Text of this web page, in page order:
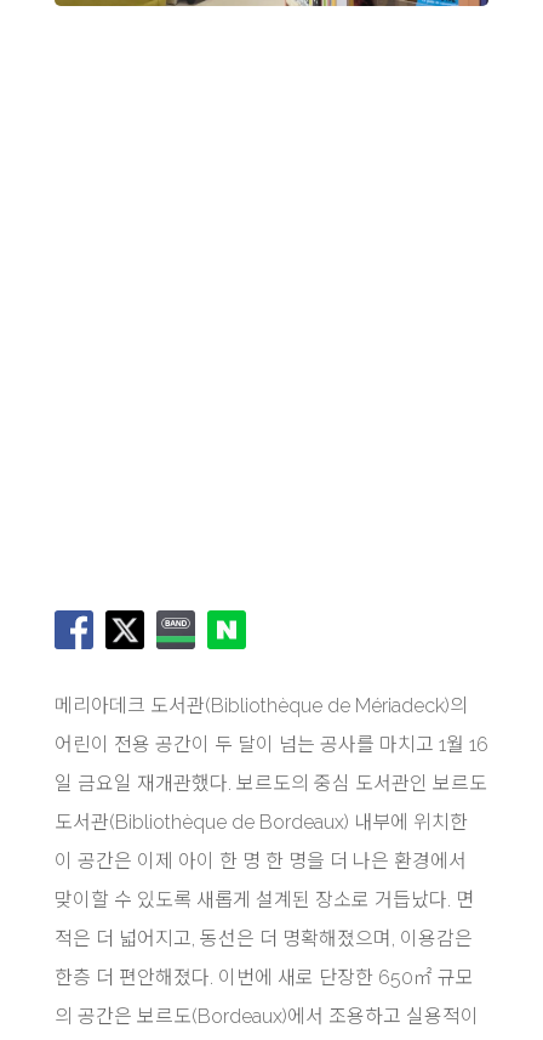
메리아데크 도서관(Bibliothèque de Mériadeck)의
어린이 전용 공간이 두 달이 넘는 공사를 마치고 1월 16
일 금요일 재개관했다. 보르도의 중심 도서관인 보르도
도서관(Bibliothèque de Bordeaux) 내부에 위치한
이 공간은 이제 아이 한 명 한 명을 더 나은 환경에서
맞이할 수 있도록 새롭게 설계된 장소로 거듭났다. 면
적은 더 넓어지고, 동선은 더 명확해졌으며, 이용감은
한층 더 편안해졌다. 이번에 새로 단장한 650㎡ 규모
의 공간은 보르도(Bordeaux)에서 조용하고 실용적이